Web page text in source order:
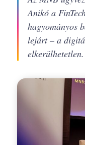
Anikó a
hagyományos
lejárt – a
elkerülhetetlen.